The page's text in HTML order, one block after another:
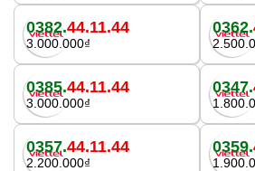
0382.44.11.44
3.000.000₫
0362.
0385.44.11.44
3.000.000₫
0347.
0357.44.11.44
2.200.000₫
0359.